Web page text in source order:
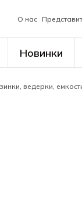
О нас
Новинки
ведерки,